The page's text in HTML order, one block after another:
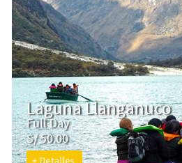
Laguna Llanganuco
Full Day
S/ 50.00